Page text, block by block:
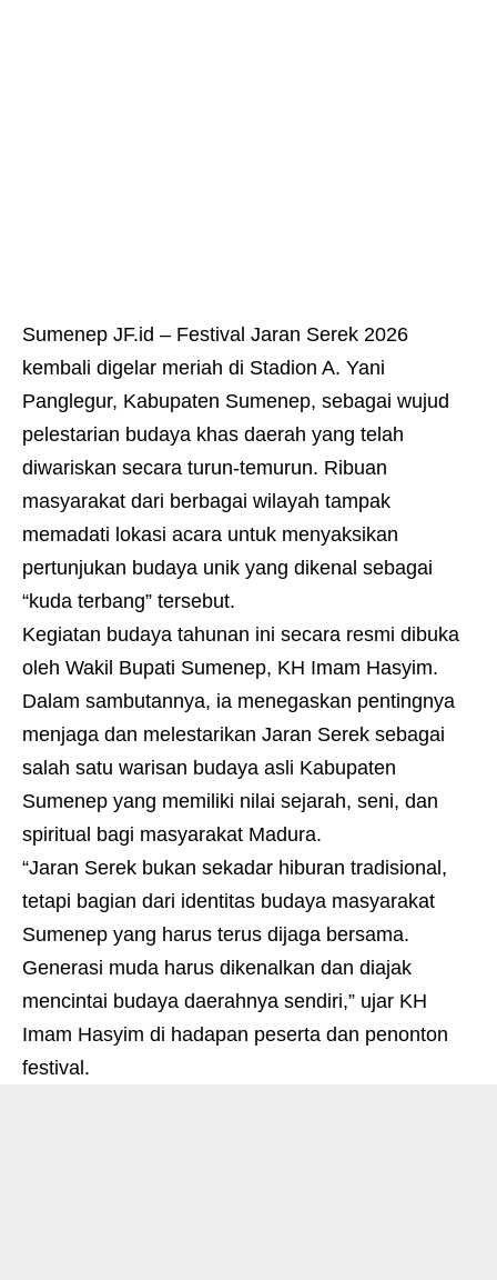
Sumenep JF.id – Festival Jaran Serek 2026
kembali digelar meriah di Stadion A. Yani
Panglegur, Kabupaten Sumenep, sebagai wujud
pelestarian budaya khas daerah yang telah
diwariskan secara turun-temurun. Ribuan
masyarakat dari berbagai wilayah tampak
memadati lokasi acara untuk menyaksikan
pertunjukan budaya unik yang dikenal sebagai
“kuda terbang” tersebut.
Kegiatan budaya tahunan ini secara resmi dibuka
oleh Wakil Bupati Sumenep, KH Imam Hasyim.
Dalam sambutannya, ia menegaskan pentingnya
menjaga dan melestarikan Jaran Serek sebagai
salah satu warisan budaya asli Kabupaten
Sumenep yang memiliki nilai sejarah, seni, dan
spiritual bagi masyarakat Madura.
“Jaran Serek bukan sekadar hiburan tradisional,
tetapi bagian dari identitas budaya masyarakat
Sumenep yang harus terus dijaga bersama.
Generasi muda harus dikenalkan dan diajak
mencintai budaya daerahnya sendiri,” ujar KH
Imam Hasyim di hadapan peserta dan penonton
festival.